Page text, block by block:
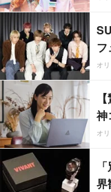
フ
オ
神
オ
界